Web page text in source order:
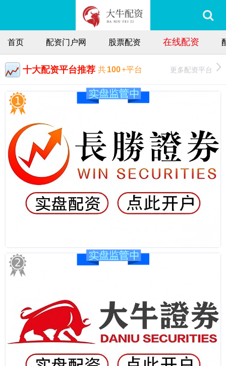
首页 配资门户网 股票配资 在线配资
十大配资平台推荐 共100+平台 更多配资平台